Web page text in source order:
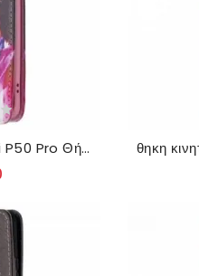
θηκη κινητου Huawei P50 Pro Θήκη Flip Λουλούδι Ακουαρέλας